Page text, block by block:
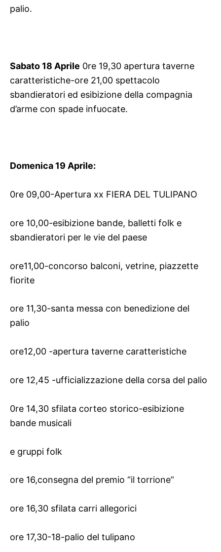
palio.
Sabato 18 Aprile 0re 19,30 apertura taverne
caratteristiche-ore 21,00 spettacolo
sbandieratori ed esibizione della compagnia
d’arme con spade infuocate.
Domenica 19 Aprile:
0re 09,00-Apertura xx FIERA DEL TULIPANO
ore 10,00-esibizione bande, balletti folk e
sbandieratori per le vie del paese
ore11,00-concorso balconi, vetrine, piazzette
fiorite
ore 11,30-santa messa con benedizione del
palio
ore12,00 -apertura taverne caratteristiche
ore 12,45 -ufficializzazione della corsa del palio
0re 14,30 sfilata corteo storico-esibizione
bande musicali
e gruppi folk
ore 16,consegna del premio “il torrione”
ore 16,30 sfilata carri allegorici
ore 17,30-18-palio del tulipano